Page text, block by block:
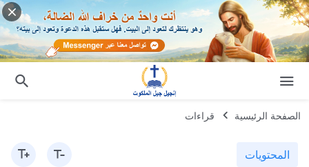
الصفحة الرئيسية قراءات
المحتويات